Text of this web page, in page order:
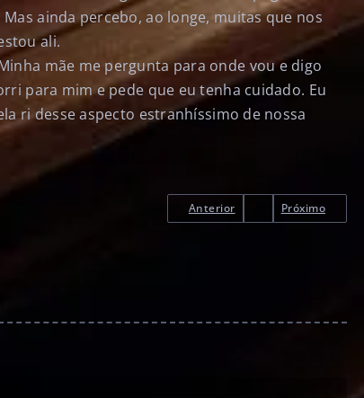
ainda percebo, ao longe, muitas que nos
ali.
mãe me pergunta para onde vou e digo
para mim e pede que eu tenha cuidado. Eu
ri desse aspecto estranhíssimo de nossa
Anterior Próximo